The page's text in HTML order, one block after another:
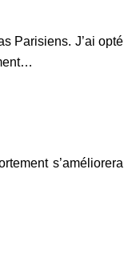
Parisiens. J’ai opté
s’améliorera